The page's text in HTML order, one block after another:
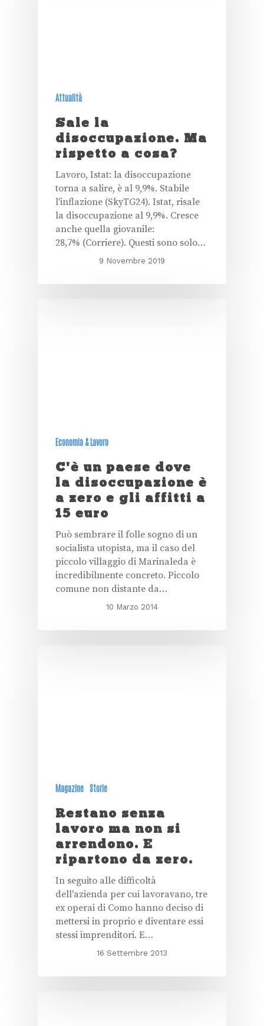
Attualità
Sale la
disoccupazione. Ma
rispetto a cosa?
Lavoro, Istat: la disoccupazione
torna a salire, è al 9,9%. Stabile
l'inflazione (SkyTG24). Istat, risale
la disoccupazione al 9,9%. Cresce
anche quella giovanile:
28,7% (Corriere). Questi sono solo…
9 Novembre 2019
Economia & Lavoro
C'è un paese dove
la disoccupazione è
a zero e gli affitti a
15 euro
Può sembrare il folle sogno di un
socialista utopista, ma il caso del
piccolo villaggio di Marinaleda è
incredibilmente concreto. Piccolo
comune non distante da…
10 Marzo 2014
Magazine Storie
Restano senza
lavoro ma non si
arrendono. E
ripartono da zero.
In seguito alle difficoltà
dell'azienda per cui lavoravano, tre
ex operai di Como hanno deciso di
mettersi in proprio e diventare essi
stessi imprenditori. E…
16 Settembre 2013